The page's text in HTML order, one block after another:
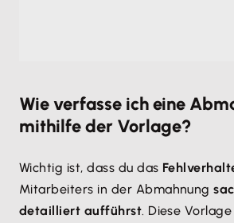
Wie verfasse ich eine
mithilfe der Vorlage?
Wichtig ist, dass du das
Mitarbeiters in der Abmahnung
detailliert aufführst. Diese